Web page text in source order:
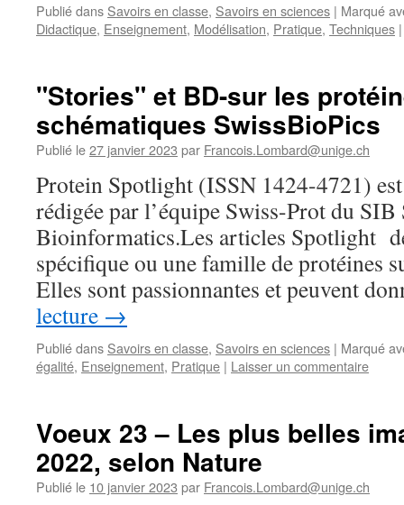
Publié dans Savoirs en classe, Savoirs en sciences | Marqué
Didactique, Enseignement, Modélisation, Pratique, Techniques |
"Stories" et BD-sur les
schématiques SwissBioPics
Publié le27 janvier 2023 par Francois.Lombard@unige.ch
Protein Spotlight (ISSN 1424-4721)
rédigée par l’équipe Swiss-Prot du
Bioinformatics.Les articles Spotlight
spécifique ou une famille de protéines
Elles sont passionnantes et peuvent
lecture →
Publié dans Savoirs en classe, Savoirs en sciences | Marqué
égalité, Enseignement, Pratique | Laisser un commentaire
Voeux 23 – Les plus belles
2022, selon Nature
Publié le 10 janvier 2023 par Francois.Lombard@unige.ch